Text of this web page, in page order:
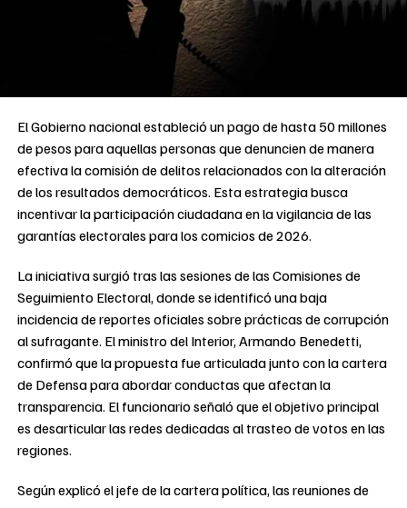
El Gobierno nacional estableció un pago de hasta 50 millones
de pesos para aquellas personas que denuncien de manera
efectiva la comisión de delitos relacionados con la alteración
de los resultados democráticos. Esta estrategia busca
incentivar la participación ciudadana en la vigilancia de las
garantías electorales para los comicios de 2026.
La iniciativa surgió tras las sesiones de las Comisiones de
Seguimiento Electoral, donde se identificó una baja
incidencia de reportes oficiales sobre prácticas de corrupción
al sufragante. El ministro del Interior, Armando Benedetti,
confirmó que la propuesta fue articulada junto con la cartera
de Defensa para abordar conductas que afectan la
transparencia. El funcionario señaló que el objetivo principal
es desarticular las redes dedicadas al trasteo de votos en las
regiones.
Según explicó el jefe de la cartera política, las reuniones de